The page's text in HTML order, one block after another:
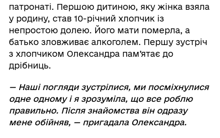
патронаті. Першою дитиною, яку жінка взяла
у родину, став 10-річний хлопчик із
непростою долею. Його мати померла, а
батько зловживає алкоголем. Першу зустріч
з хлопчиком Олександра пам’ятає до
дрібниць.
— Наші погляди зустрілися, ми посміхнулися
одне одному і я зрозуміла, що все роблю
правильно. Після знайомства він одразу
мене обійняв, — пригадала Олександра.